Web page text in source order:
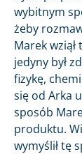
wybitnym
żeby
Marek
jedyny był
fizykę,
się od Arka
sposób
produktu.
wymyślił tę